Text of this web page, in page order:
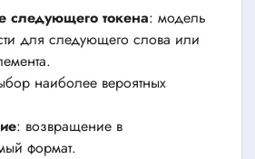
следующего токена: модель
для следующего слова или
наиболее вероятных
: возвращение в
формат.